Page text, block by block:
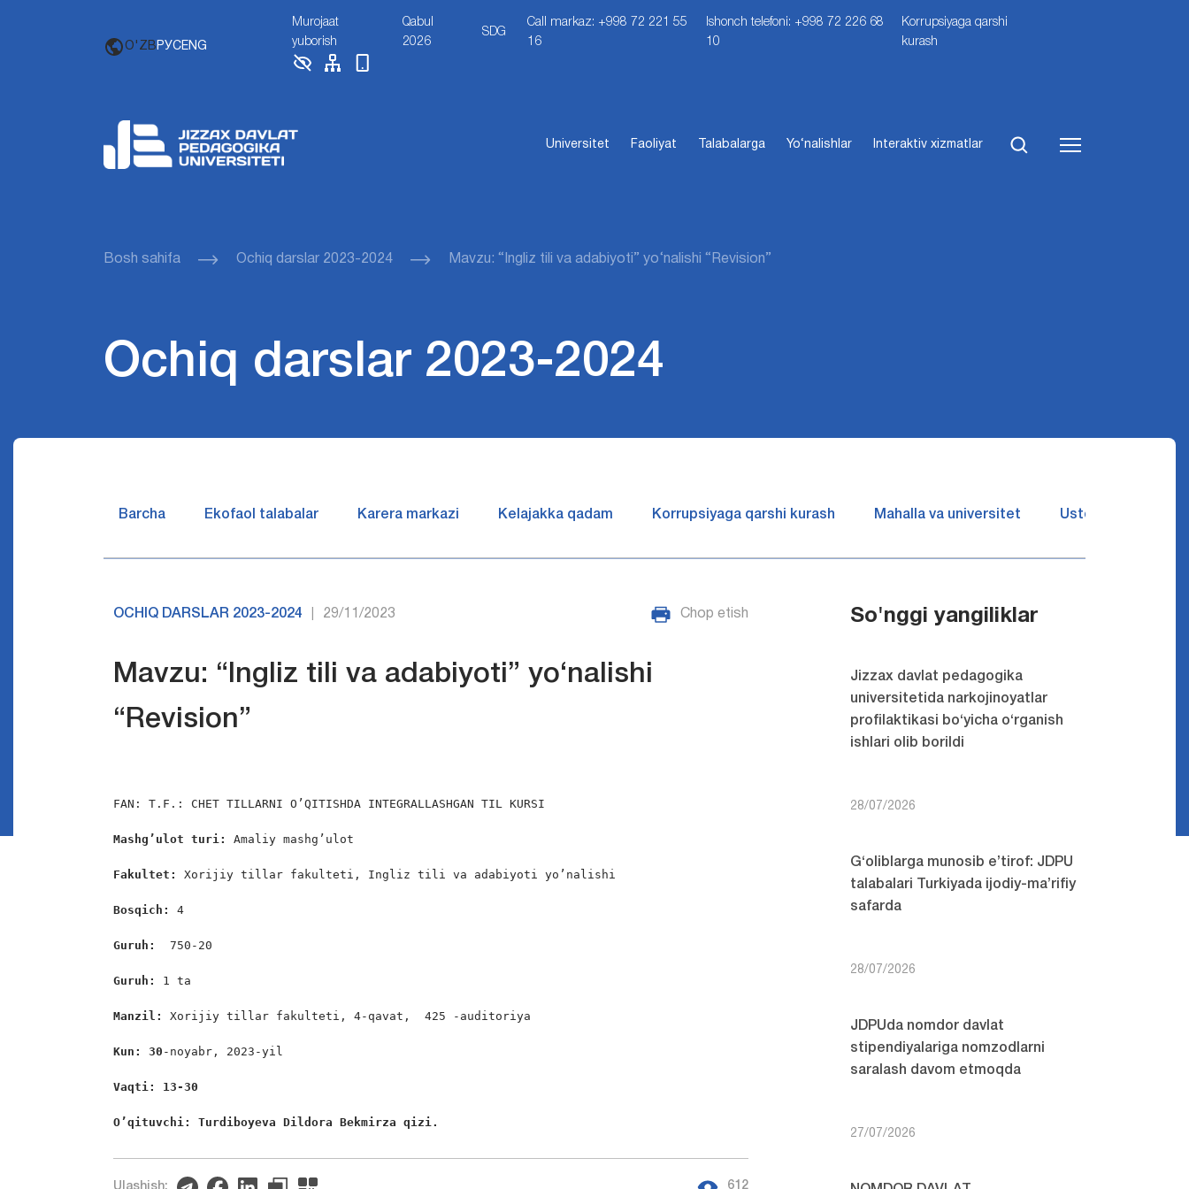
O'ZB РУСENG
Murojaat
yuborish
Qabul
2026
SDG
Call markaz: +998 72 221 55
16
Ishonch telefoni: +998 72 226 68
10
Korrupsiyaga qarshi
kurash
Universitet Faoliyat Talabalarga Yo‘nalishlar Interaktiv xizmatlar
Bosh sahifa Ochiq darslar 2023-2024 Mavzu: “Ingliz tili va adabiyoti” yo‘nalishi “Revision”
Ochiq darslar 2023-2024
Barcha Ekofaol talabalar Karera markazi Kelajakka qadam Korrupsiyaga qarshi kurash Mahalla va universitet Ustozlar suhbatin
OCHIQ DARSLAR 2023-2024 29/11/2023 Chop etish
Mavzu: “Ingliz tili va adabiyoti” yo‘nalishi
“Revision”
FAN: T.F.: CHET TILLARNI O’QITISHDA INTEGRALLASHGAN TIL KURSI
Mashg’ulot turi: Amaliy mashg’ulot
Fakultet: Xorijiy tillar fakulteti, Ingliz tili va adabiyoti yo’nalishi
Bosqich: 4
Guruh: 750-20
Guruh: 1 ta
Manzil: Xorijiy tillar fakulteti, 4-qavat,  425 -auditoriya
Kun: 30 -noyabr, 2023-yil
Vaqti: 13-30
O’qituvchi: Turdiboyeva Dildora Bekmirza qizi.
612
So'nggi yangiliklar
Jizzax davlat pedagogika
universitetida narkojinoyatlar
profilaktikasi bo‘yicha o‘rganish
ishlari olib borildi
28/07/2026
G‘oliblarga munosib e’tirof: JDPU
talabalari Turkiyada ijodiy-ma’rifiy
safarda
28/07/2026
JDPUda nomdor davlat
stipendiyalariga nomzodlarni
saralash davom etmoqda
27/07/2026